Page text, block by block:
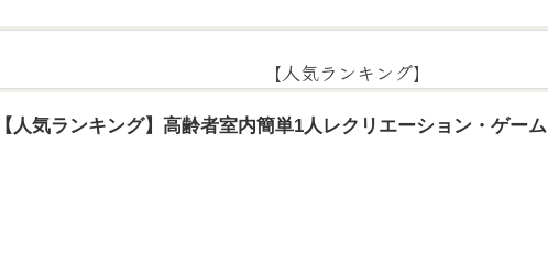
【人気ランキング】
【人気ランキング】高齢者室内簡単1人レクリエーション・ゲーム